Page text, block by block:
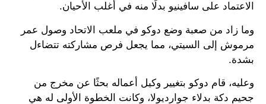
الاعتماد على سافينيو بدلًا منه في أغلب الأحيان.
وما زاد من صعبة وضع دوكو في ملعب الاتحاد وصول عمر
مرموش إلى السيتي، مما يجعل فرص مشاركته تتضاءل
بشدة.
وعليه، قام دوكو بتغيير وكيل أعماله بحثًا عن مخرج من
جحيم دكة بدلاء جوارديولا، وكانت الخطوة الأولى له هي